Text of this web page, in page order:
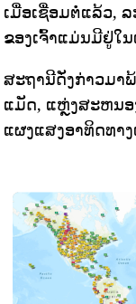
ເມື່ອເຊື່ອມຕໍ່ແລ້ວ,
ຂອງເຈົ້າແມ່ນມີຢູ່ໃ
ສະຖານີດັ່ງກ່າວມາ
ແມັດ, ແຫຼ່ງສະຫນອ
ແຜງແສງອາທິດທາງ